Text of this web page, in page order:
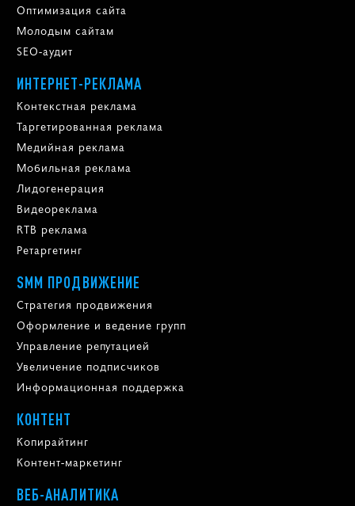
Оптимизация сайта
Молодым сайтам
SEO-аудит
ИНТЕРНЕТ-РЕКЛАМА
Контекстная реклама
Таргетированная реклама
Медийная реклама
Мобильная реклама
Лидогенерация
Видеореклама
RTB реклама
Ретаргетинг
SMM ПРОДВИЖЕНИЕ
Стратегия продвижения
Оформление и ведение групп
Управление репутацией
Увеличение подписчиков
Информационная поддержка
КОНТЕНТ
Копирайтинг
Контент-маркетинг
ВЕБ-АНАЛИТИКА